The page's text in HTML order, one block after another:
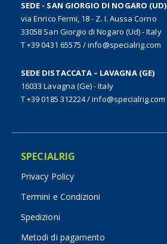
SEDE - SAN GIORGIO DI NOGARO (UD)
via Enrico Fermi, 18 - Z. I. Aussa Corno
33058 San Giorgio di Nogaro (Ud) - Italy
T +39 0431 65575 /info@specialrig.com
SEDE DISTACCATA – LAVAGNA (GE)
16033 Lavagna (Ge) - Italy
T +39 0185 312224/info@specialrig.com
SPECIALRIG
Privacy Policy
Termini e Condizioni
Spedizioni
Metodi di pagamento